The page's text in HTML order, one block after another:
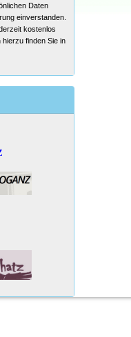
Daten
einverstanden.
kostenlos
finden Sie in